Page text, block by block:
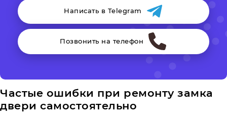
Написать в Telegram
Позвонить на телефон
Частые ошибки при ремонту замка
двери самостоятельно